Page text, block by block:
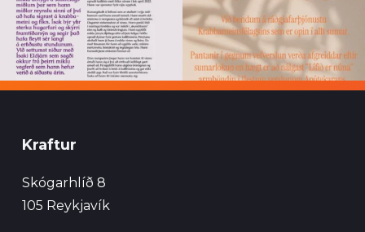
Kraftur
Skógarhlíð 8
105 Reykjavík